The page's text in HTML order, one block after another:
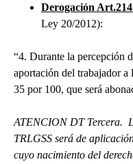
Derogación
Ley 20/2012):
“4. Durante la percepción
aportación del trabajador a
35 por 100, que será
ATENCION DT Tercera.
TRLGSS será de
cuyo nacimiento del